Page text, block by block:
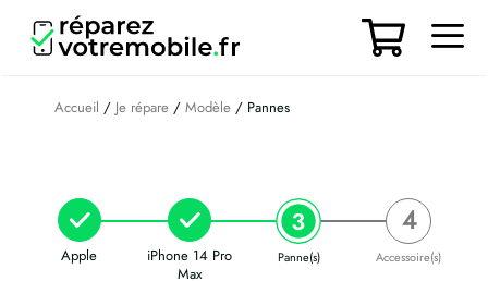
contenu
Accueil / Je répare / Modèle / Pannes
Apple
iPhone 14 Pro
Max
Panne(s) Accessoire(s)